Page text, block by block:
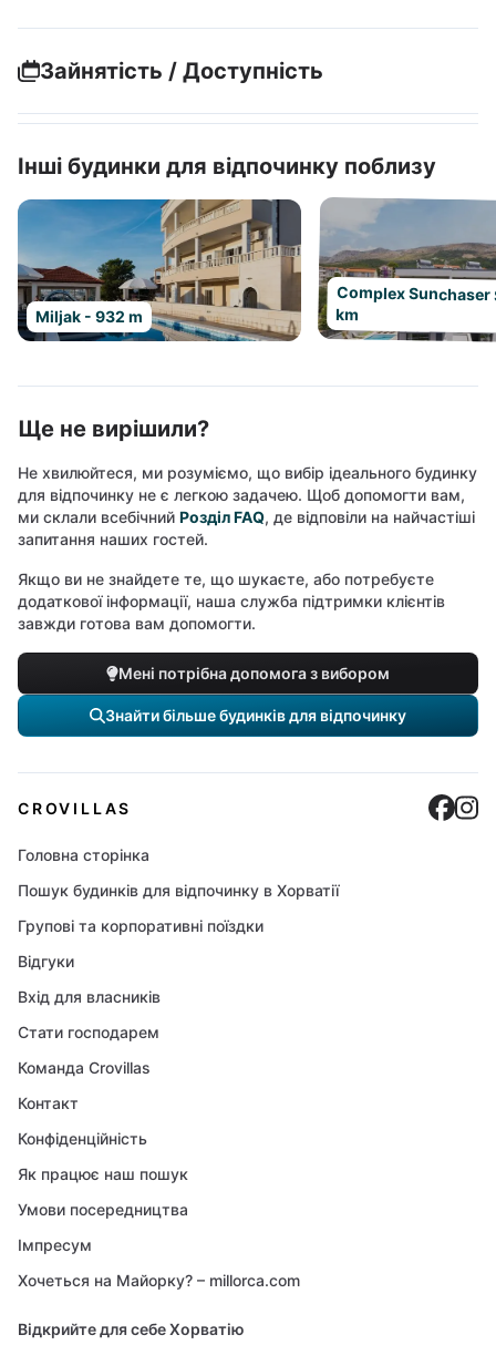
Зайнятість / Доступність
Інші будинки для відпочинку поблизу
Miljak - 932 m
Complex Sunchaser
km
Ще не вирішили?
Не хвилюйтеся, ми розуміємо, що вибір ідеального будинку
для відпочинку не є легкою задачею. Щоб допомогти вам,
ми склали всебічний Розділ FAQ, де відповіли на найчастіші
запитання наших гостей.
Якщо ви не знайдете те, що шукаєте, або потребуєте
додаткової інформації, наша служба підтримки клієнтів
завжди готова вам допомогти.
Мені потрібна допомога з вибором
Знайти більше будинків для відпочинку
CROVILLAS
Головна сторінка
Пошук будинків для відпочинку в Хорватії
Групові та корпоративні поїздки
Відгуки
Вхід для власників
Стати господарем
Команда Crovillas
Контакт
Конфіденційність
Як працює наш пошук
Умови посередництва
Імпресум
Хочеться на Майорку? – millorca.com
Відкрийте для себе Хорватію